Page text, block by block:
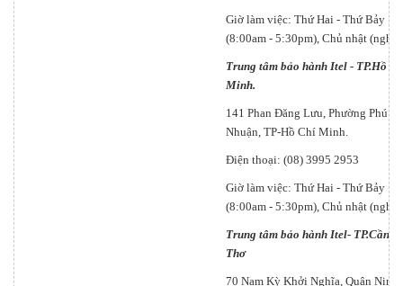
Giờ làm việc: Thứ Hai - Thứ Bảy
(8:00am - 5:30pm), Chủ nhật (nghỉ).
Trung tâm bảo hành Itel - TP.Hồ
Minh.
141 Phan Đăng Lưu, Phường Phú
Nhuận, TP-Hồ Chí Minh.
Điện thoại: (08) 3995 2953
Giờ làm việc: Thứ Hai - Thứ Bảy
(8:00am - 5:30pm), Chủ nhật (nghỉ).
Trung tâm bảo hành Itel- TP.Cần
Thơ
70 Nam Kỳ Khởi Nghĩa, Quận Ninh